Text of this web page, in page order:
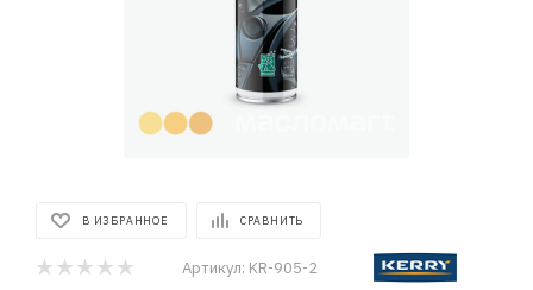
В ИЗБРАННОЕ СРАВНИТЬ
Артикул: KR-905-2